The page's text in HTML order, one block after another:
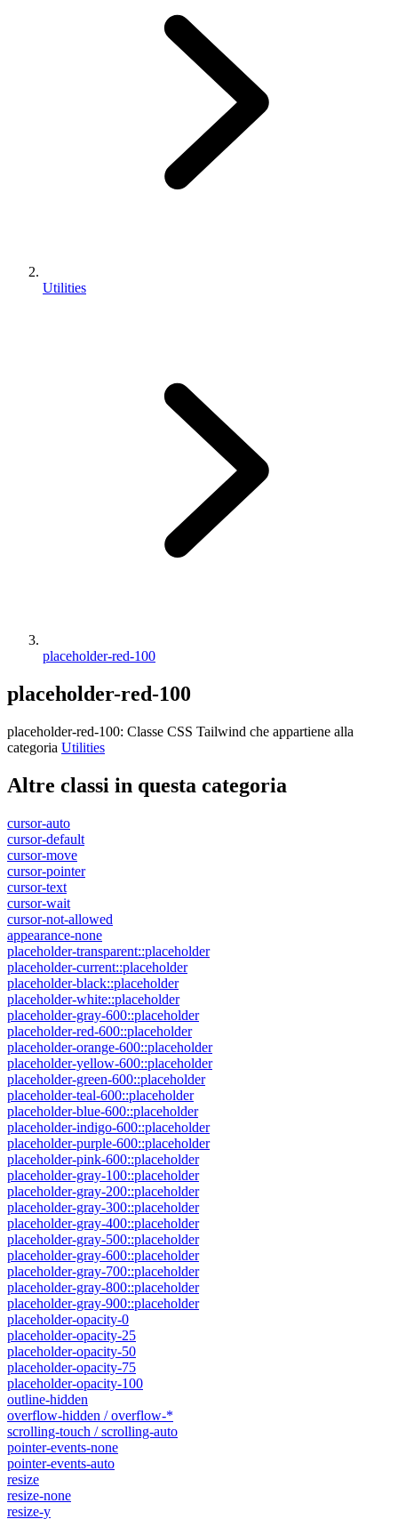
Utilities
placeholder-red-100
placeholder-red-100
placeholder-red-100: Classe CSS Tailwind che appartiene alla
categoria Utilities
Altre classi in questa categoria
cursor-auto
cursor-default
cursor-move
cursor-pointer
cursor-text
cursor-wait
cursor-not-allowed
appearance-none
placeholder-transparent::placeholder
placeholder-current::placeholder
placeholder-black::placeholder
placeholder-white::placeholder
placeholder-gray-600::placeholder
placeholder-red-600::placeholder
placeholder-orange-600::placeholder
placeholder-yellow-600::placeholder
placeholder-green-600::placeholder
placeholder-teal-600::placeholder
placeholder-blue-600::placeholder
placeholder-indigo-600::placeholder
placeholder-purple-600::placeholder
placeholder-pink-600::placeholder
placeholder-gray-100::placeholder
placeholder-gray-200::placeholder
placeholder-gray-300::placeholder
placeholder-gray-400::placeholder
placeholder-gray-500::placeholder
placeholder-gray-600::placeholder
placeholder-gray-700::placeholder
placeholder-gray-800::placeholder
placeholder-gray-900::placeholder
placeholder-opacity-0
placeholder-opacity-25
placeholder-opacity-50
placeholder-opacity-75
placeholder-opacity-100
outline-hidden
overflow-hidden / overflow-*
scrolling-touch / scrolling-auto
pointer-events-none
pointer-events-auto
resize
resize-none
resize-y